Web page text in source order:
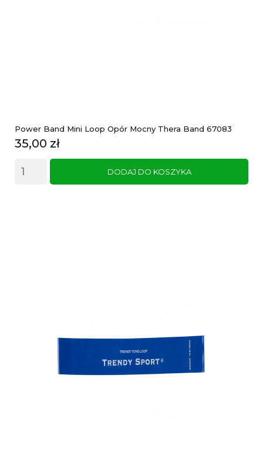
Power Band Mini Loop Opór Mocny Thera Band 67083
Cena
35,00 zł
DODAJ DO KOSZYKA